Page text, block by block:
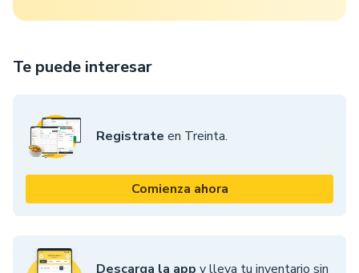
Te puede interesar
Registrate en Treinta.
Comienza ahora
Descarga la app y lleva tu inventario sin